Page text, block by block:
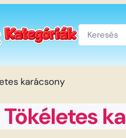
Keresés
karácsony